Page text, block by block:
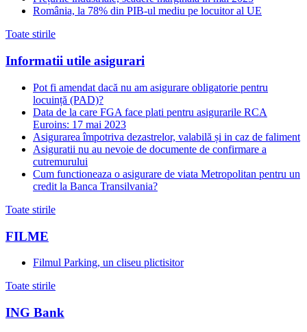
România, la 78% din PIB-ul mediu pe locuitor al UE
Toate stirile
Informatii utile asigurari
Pot fi amendat dacă nu am asigurare obligatorie pentru
locuință (PAD)?
Data de la care FGA face plati pentru asigurarile RCA
Euroins: 17 mai 2023
Asigurarea împotriva dezastrelor, valabilă și in caz de faliment
Asiguratii nu au nevoie de documente de confirmare a
cutremurului
Cum functioneaza o asigurare de viata Metropolitan pentru un
credit la Banca Transilvania?
Toate stirile
FILME
Filmul Parking, un cliseu plictisitor
Toate stirile
ING Bank